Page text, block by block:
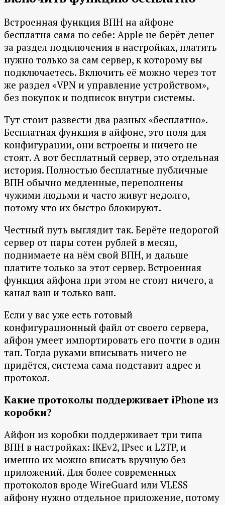
Встроенная функция ВПН на айфоне
бесплатна сама по себе: Apple не берёт денег
за раздел подключения в настройках, платить
нужно только за сам сервер, к которому вы
подключаетесь. Включить её можно через тот
же раздел «VPN и управление устройством»,
без покупок и подписок внутри системы.
Тут стоит развести два разных «бесплатно».
Бесплатная функция в айфоне, это поля для
конфигурации, они встроены и ничего не
стоят. А вот бесплатный сервер, это отдельная
история. Полностью бесплатные публичные
ВПН обычно медленные, переполнены
чужими людьми и часто живут недолго,
потому что их быстро блокируют.
Честный путь выглядит так. Берёте недорогой
сервер от пары сотен рублей в месяц,
поднимаете на нём свой ВПН, и дальше
платите только за этот сервер. Встроенная
функция айфона при этом не стоит ничего, а
канал ваш и только ваш.
Если у вас уже есть готовый
конфигурационный файл от своего сервера,
айфон умеет импортировать его почти в один
тап. Тогда руками вписывать ничего не
придётся, система сама подставит адрес и
протокол.
Какие протоколы поддерживает iPhone из
коробки?
Айфон из коробки поддерживает три типа
ВПН в настройках: IKEv2, IPsec и L2TP, и
именно их можно вписать вручную без
приложений. Для более современных
протоколов вроде WireGuard или VLESS
айфону нужно отдельное приложение, потому